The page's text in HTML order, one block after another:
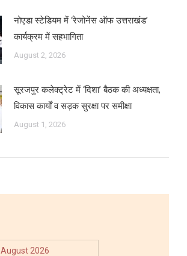
नोएडा स्टेडियम में ‘रेजोनेंस ऑफ उत्तराखंड’
कार्यक्रम में सहभागिता
August 2, 2026
सूरजपुर कलेक्ट्रेट में ‘दिशा’ बैठक की अध्यक्षता,
विकास कार्यों व सड़क सुरक्षा पर समीक्षा
August 1, 2026
August 2026